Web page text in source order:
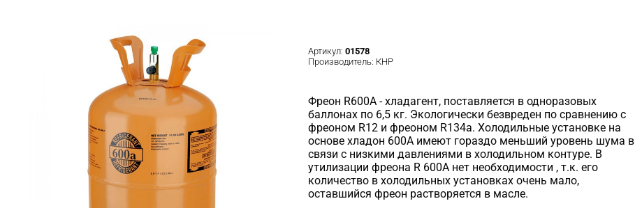
Артикул: 01578
Производитель: КНР
Фреон R600A - хладагент, поставляется в одноразовых
баллонах по 6,5 кг. Экологически безвреден по сравнению с
фреоном R12 и фреоном R134а. Холодильные установке на
основе хладон 600А имеют гораздо меньший уровень шума в
связи с низкими давлениями в холодильном контуре. В
утилизации фреона R 600А нет необходимости , т.к. его
количество в холодильных установках очень мало,
оставшийся фреон растворяется в масле.